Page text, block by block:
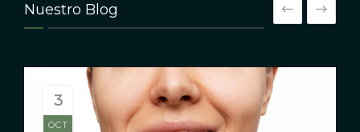
Nuestro Blog
3
OCT